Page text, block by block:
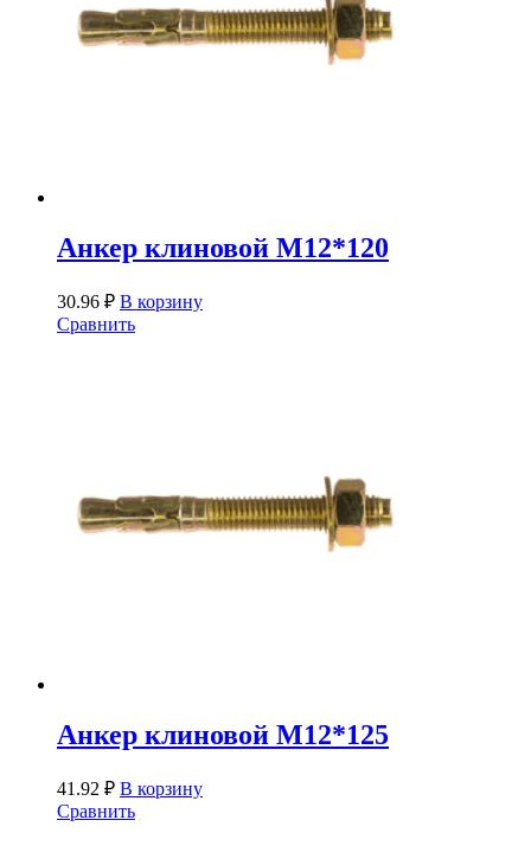
Анкер клиновой М12*120
30.96 ₽ В корзину
Сравнить
Анкер клиновой М12*125
41.92 ₽ В корзину
Сравнить